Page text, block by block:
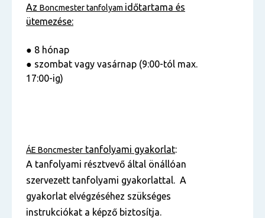
Az Boncmester tanfolyam időtartama és
ütemezése:
● 8 hónap
● szombat vagy vasárnap (9:00-tól max.
17:00-ig)
ÁE Boncmester tanfolyami gyakorlat:
A tanfolyami résztvevő által önállóan
szervezett tanfolyami gyakorlattal. A
gyakorlat elvégzéséhez szükséges
instrukciókat a képző biztosítja.